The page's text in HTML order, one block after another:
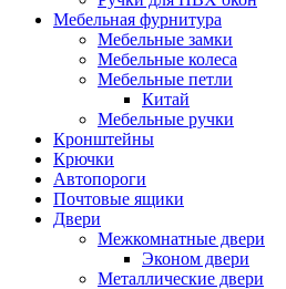
Мебельная фурнитура
Мебельные замки
Мебельные колеса
Мебельные петли
Китай
Мебельные ручки
Кронштейны
Крючки
Автопороги
Почтовые ящики
Двери
Межкомнатные двери
Эконом двери
Металлические двери